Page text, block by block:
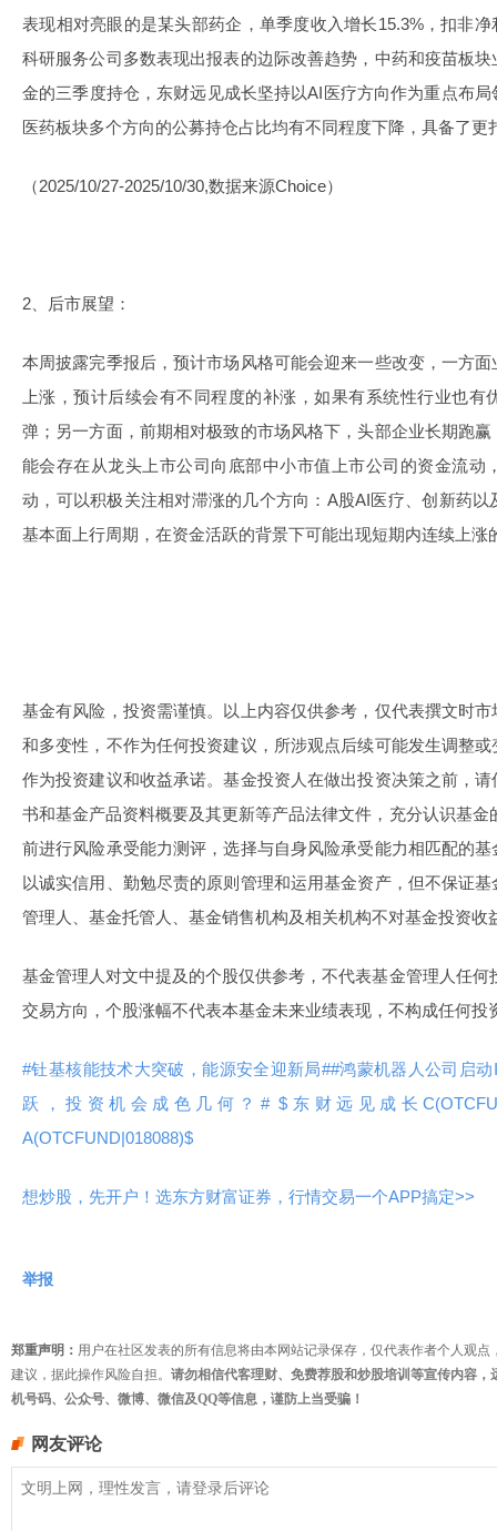
表现相对亮眼的是某头部药企，单季度收入增长15.3%，扣非
科研服务公司多数表现出报表的边际改善趋势，中药和疫苗板
金的三季度持仓，东财远见成长坚持以AI医疗方向作为重点布
医药板块多个方向的公募持仓占比均有不同程度下降，具备了更
（2025/10/27-2025/10/30,数据来源Choice）
2、后市展望：
本周披露完季报后，预计市场风格可能会迎来一些改变，一方
上涨，预计后续会有不同程度的补涨，如果有系统性行业也
弹；另一方面，前期相对极致的市场风格下，头部企业长期跑
能会存在从龙头上市公司向底部中小市值上市公司的资金流动
动，可以积极关注相对滞涨的几个方向：A股AI医疗、创新药
基本面上行周期，在资金活跃的背景下可能出现短期内连续上涨
基金有风险，投资需谨慎。以上内容仅供参考，仅代表撰文时
和多变性，不作为任何投资建议，所涉观点后续可能发生调整
作为投资建议和收益承诺。基金投资人在做出投资决策之前，
书和基金产品资料概要及其更新等产品法律文件，充分认识基
前进行风险承受能力测评，选择与自身风险承受能力相匹配的
以诚实信用、勤勉尽责的原则管理和运用基金资产，但不保证
管理人、基金托管人、基金销售机构及相关机构不对基金投资收
基金管理人对文中提及的个股仅供参考，不代表基金管理人任
交易方向，个股涨幅不代表本基金未来业绩表现，不构成任何投
#钍基核能技术大突破，能源安全迎新局##鸿蒙机器人公司启
跃，投资机会成色几何？#$东财远见成长
A(OTCFUND|018088)$
想炒股，先开户！选东方财富证券，行情交易一个APP搞定>>
举报
郑重声明： 用户在社区发表的所有信息将由本网站记录保存，仅代表作者个人观
建议，据此操作风险自担。 请勿相信代客理财、免费荐股和炒股培训等宣传内容
机号码、公众号、微博、微信及QQ等信息，谨防上当受骗！
网友评论